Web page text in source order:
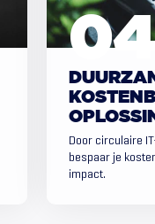
Door circulaire
bespaar je
impact.